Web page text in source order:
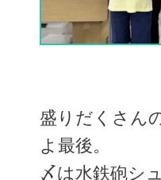
盛りだくさん
よ最後。
〆は水鉄砲シ